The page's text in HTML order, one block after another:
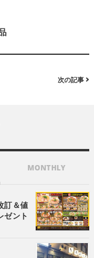
次の記事
MONTHLY
訂＆値
ゼント